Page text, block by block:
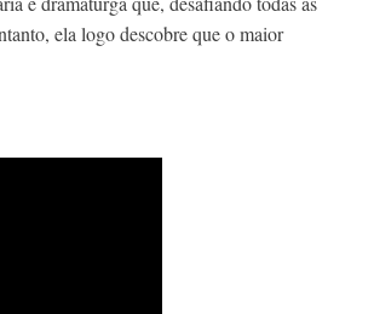
ela logo descobre que o maior